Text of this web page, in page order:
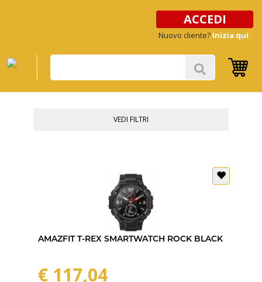
ACCEDI
Nuovo cliente? Inizia qui.
VEDI FILTRI
AMAZFIT T-REX SMARTWATCH ROCK BLACK
€ 117,04